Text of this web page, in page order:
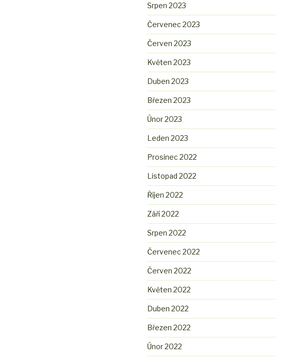
Srpen 2023
Červenec 2023
Červen 2023
Květen 2023
Duben 2023
Březen 2023
Únor 2023
Leden 2023
Prosinec 2022
Listopad 2022
Říjen 2022
Září 2022
Srpen 2022
Červenec 2022
Červen 2022
Květen 2022
Duben 2022
Březen 2022
Únor 2022